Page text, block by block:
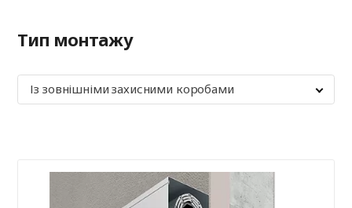
Тип монтажу
Із зовнішніми захисними коробами